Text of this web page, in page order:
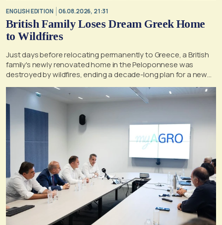
ENGLISH EDITION 06.08.2026, 21:31
British Family Loses Dream Greek Home
to Wildfires
Just days before relocating permanently to Greece, a British
family's newly renovated home in the Peloponnese was
destroyed by wildfires, ending a decade-long plan for a new
life, according to a report by the UK's Mirror